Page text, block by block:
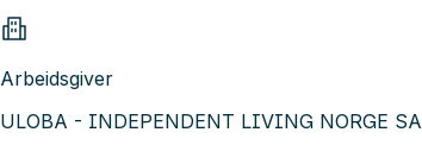
Arbeidsgiver
ULOBA - INDEPENDENT LIVING NORGE SA